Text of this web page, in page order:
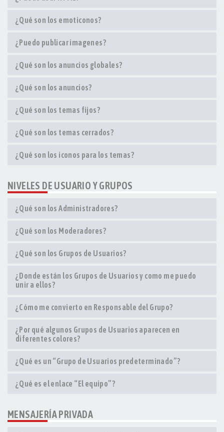
¿Qué son los emoticonos?
¿Puedo publicar imagenes?
¿Qué son los anuncios globales?
¿Qué son los anuncios?
¿Qué son los temas fijos?
¿Qué son los temas cerrados?
¿Qué son los iconos para los temas?
NIVELES DE USUARIO Y GRUPOS
¿Qué son los Administradores?
¿Qué son los Moderadores?
¿Qué son los Grupos de Usuarios?
¿Donde están los Grupos de Usuarios y como me puedo
unir a ellos?
¿Cómo me convierto en Responsable del Grupo?
¿Por qué algunos Grupos de Usuarios aparecen en
diferentes colores?
¿Qué es un “Grupo de Usuarios predeterminado”?
¿Qué es el enlace “El equipo”?
MENSAJERÍA PRIVADA